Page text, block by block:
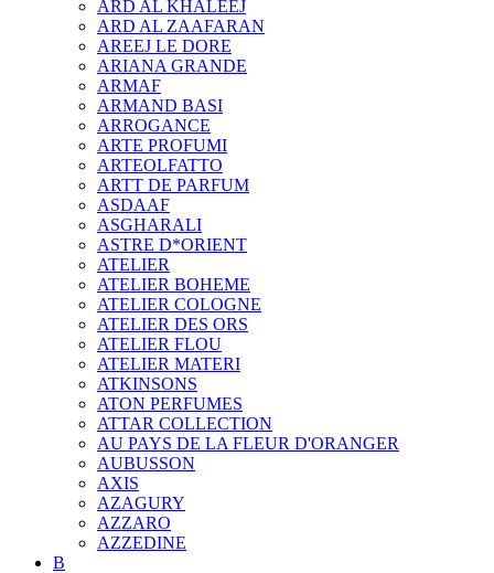
ARD AL KHALEEJ
ARD AL ZAAFARAN
AREEJ LE DORE
ARIANA GRANDE
ARMAF
ARMAND BASI
ARROGANCE
ARTE PROFUMI
ARTEOLFATTO
ARTT DE PARFUM
ASDAAF
ASGHARALI
ASTRE D*ORIENT
ATELIER
ATELIER BOHEME
ATELIER COLOGNE
ATELIER DES ORS
ATELIER FLOU
ATELIER MATERI
ATKINSONS
ATON PERFUMES
ATTAR COLLECTION
AU PAYS DE LA FLEUR D'ORANGER
AUBUSSON
AXIS
AZAGURY
AZZARO
AZZEDINE
B